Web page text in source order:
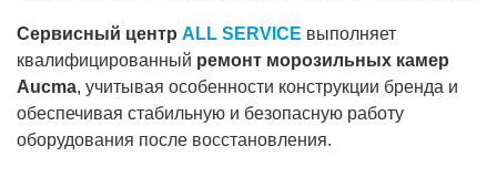
Сервисный центр ALL SERVICE выполняет
квалифицированный ремонт морозильных камер
Aucma, учитывая особенности конструкции бренда и
обеспечивая стабильную и безопасную работу
оборудования после восстановления.